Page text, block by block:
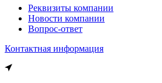
Реквизиты компании
Новости компании
Вопрос-ответ
Контактная информация